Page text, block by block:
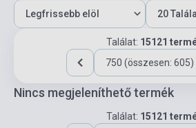
Találat: 15121
750 (összesen: 605)
Nincs megjeleníthető termék
Találat: 15121